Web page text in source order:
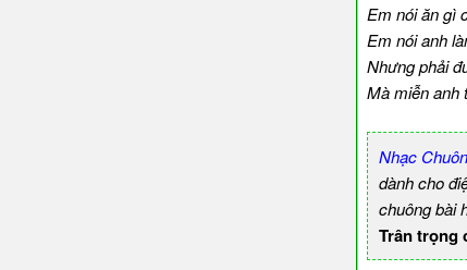
Em nói ăn gì
Em nói anh
Nhưng phải
Mà miễn anh
Nhạc
dành cho
chuông bài
Trân trọng